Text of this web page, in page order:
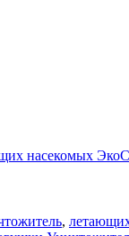
насекомых
,